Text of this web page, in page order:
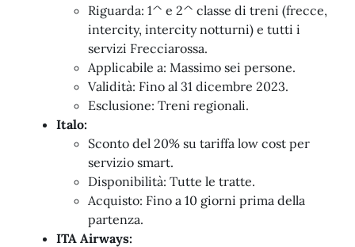
Riguarda: 1^ e 2^ classe di treni (frecce,
intercity, intercity notturni) e tutti i
servizi Frecciarossa.
Applicabile a: Massimo sei persone.
Validità: Fino al 31 dicembre 2023.
Esclusione: Treni regionali.
Italo:
Sconto del 20% su tariffa low cost per
servizio smart.
Disponibilità: Tutte le tratte.
Acquisto: Fino a 10 giorni prima della
partenza.
ITA Airways: